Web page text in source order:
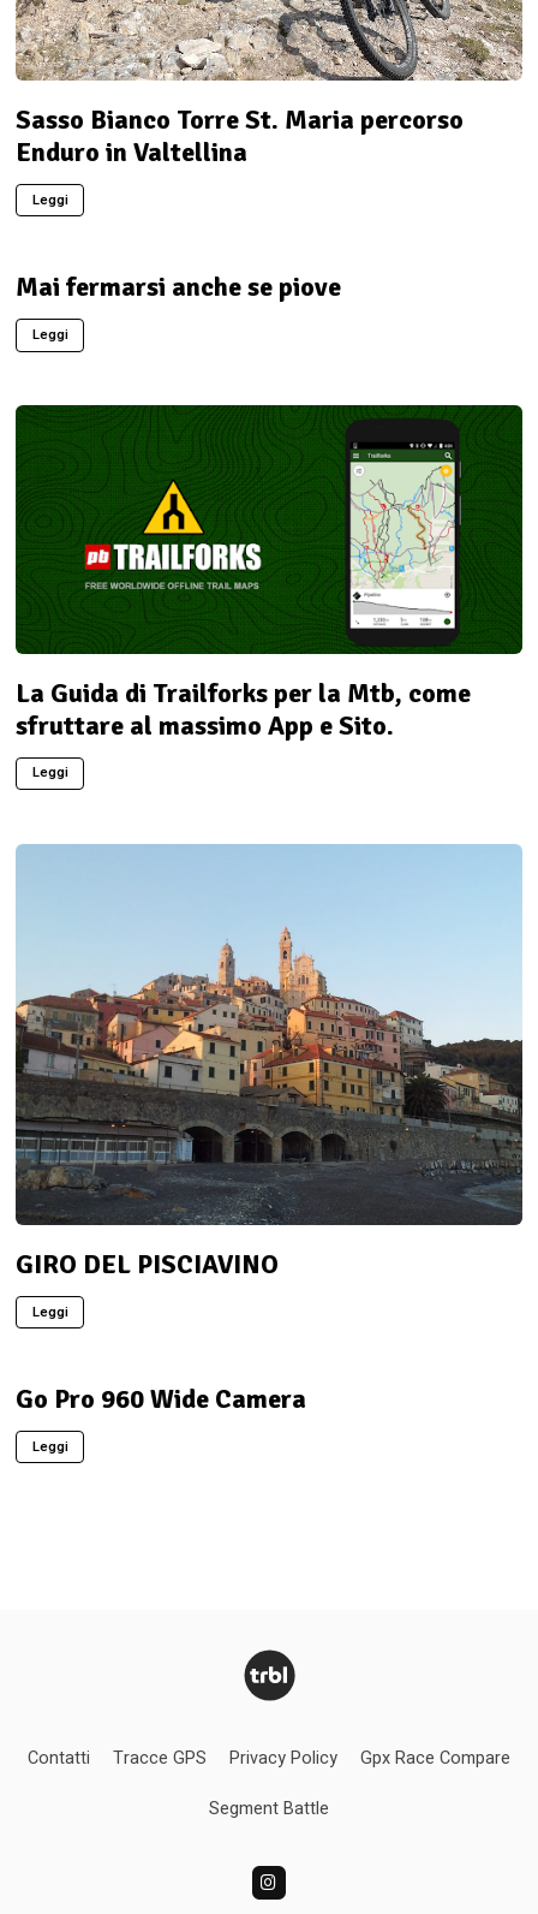
Sasso Bianco Torre St. Maria percorso
Enduro in Valtellina
Leggi
Mai fermarsi anche se piove
Leggi
La Guida di Trailforks per la Mtb, come
sfruttare al massimo App e Sito.
Leggi
GIRO DEL PISCIAVINO
Leggi
Go Pro 960 Wide Camera
Leggi
Contatti Tracce GPS Privacy Policy Gpx Race Compare
Segment Battle